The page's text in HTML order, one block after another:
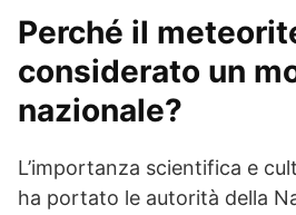
Perché il
considerato un
nazionale?
L’importanza scientifica e
ha portato le autorità della